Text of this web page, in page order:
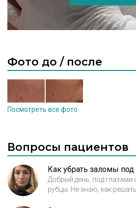
Фото до / после
Посмотреть все фото
Вопросы пациентов
Как убрать заломы под
Добрый день, под глазами
рубцы. Не знаю, как